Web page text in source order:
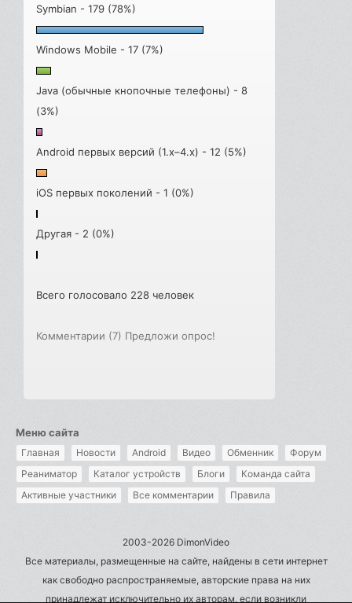
Symbian - 179 (78%)
Windows Mobile - 17 (7%)
Java (обычные кнопочные телефоны) - 8
(3%)
Android первых версий (1.x–4.x) - 12 (5%)
iOS первых поколений - 1 (0%)
Другая - 2 (0%)
Всего голосовало 228 человек
Комментарии (7) Предложи опрос!
Меню сайта
Главная Новости Android Видео Обменник
Форум
Реаниматор
Каталог устройств Блоги
Команда сайта
Активные участники
Все комментарии Правила
2003-2026 DimonVideo
Все материалы, размещенные на сайте, найдены в сети интернет
как свободно распространяемые, авторские права на них
принадлежат исключительно их авторам, если возникли